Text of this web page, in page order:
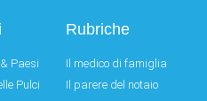
Paesi
Pulci
Rubriche
Il medico di famiglia
Il parere del notaio